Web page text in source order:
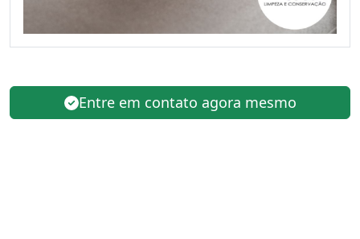
Entre em contato agora mesmo